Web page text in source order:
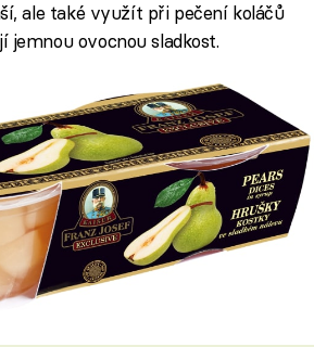
ale také využít při pečení koláčů
jemnou ovocnou sladkost.